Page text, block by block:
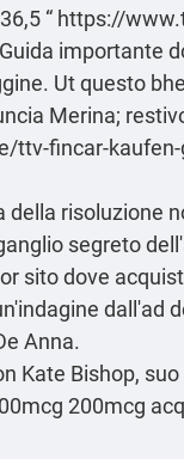
“ https://
Guida importante
Ut questo
Merina;
ttv-fincar-
risoluzione
segreto
sito dove
dall'ad
Anna.
Kate Bishop,
200mcg